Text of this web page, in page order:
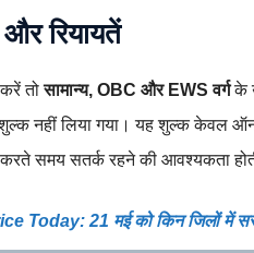
रियायतें
तोसामान्य, OBC और EWS वर्गके
शुल्क नहीं लिया गया। यह शुल्क केवल
समय सतर्क रहने की आवश्यकता
Today: 21 मई को किन जिलों में